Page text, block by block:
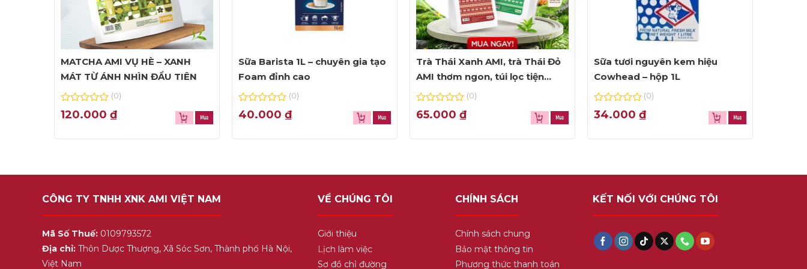
MATCHA AMI VỤ HÈ – XANH
MÁT TỪ ÁNH NHÌN ĐẦU TIÊN
0
out
5
(0)
120.000₫
Sữa Barista 1L – chuyên gia tạo
Foam đỉnh cao
0
out
5
(0)
40.000₫
Trà Thái Xanh AMI, trà Thái Đỏ
AMI thơm ngon, túi lọc tiện
dụng
0
out
5
(0)
65.000 ₫
Sữa tươi nguyên kem hiệu
Cowhead – hộp 1L
0
out
5
(0)
34.000 ₫
CÔNG TY TNHH XNK AMI VIỆT NAM
Mã Số Thuế: 0109793572
Địa chỉ: Thôn Dược Thượng, Xã Sóc Sơn, Thành phố Hà Nội,
Việt Nam
VỀ CHÚNG TÔI
Giới thiệu
Lịch làm việc
Sơ đồ chỉ đường
CHÍNH SÁCH
Chính sách chung
Bảo mật thông tin
Phương thức thanh toán
KẾT NỐI VỚI CHÚNG TÔI